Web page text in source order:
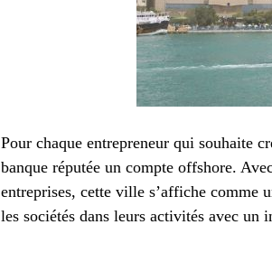
Pour chaque entrepreneur qui souhaite
banque réputée un compte offshore.
entreprises, cette ville s’affiche comme
les sociétés dans leurs activités avec un